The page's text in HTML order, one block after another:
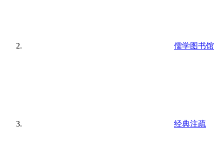
儒学图书馆
经典注疏